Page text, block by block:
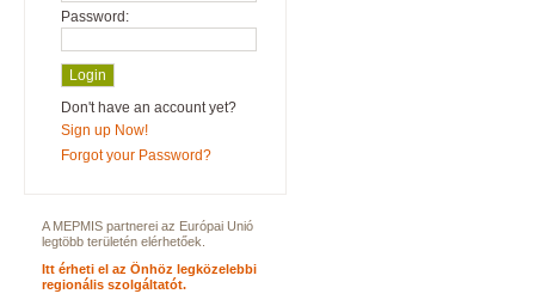
Password:
Don't have an account yet?
Sign up Now!
Forgot your Password?
A MEPMIS partnerei az Európai Unió
legtöbb területén elérhetőek.
Itt érheti el az Önhöz legközelebbi
regionális szolgáltatót.